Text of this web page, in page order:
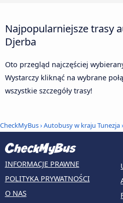
Najpopularniejsze trasy
Djerba
Oto przegląd najczęściej
Wystarczy kliknąć na wybrane
wszystkie szczegóły trasy!
CheckMyBus›Autobusy w kraju Tunezja
INFORMACJE PRAWNE
POLITYKA PRYWATNOŚCI
O NAS